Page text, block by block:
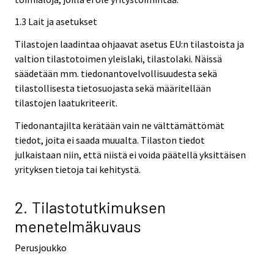
1.3 Lait ja asetukset
Tilastojen laadintaa ohjaavat asetus EU:n tilastoista ja
valtion tilastotoimen yleislaki, tilastolaki. Näissä
säädetään mm. tiedonantovelvollisuudesta sekä
tilastollisesta tietosuojasta sekä määritellään
tilastojen laatukriteerit.
Tiedonantajilta kerätään vain ne välttämättömät
tiedot, joita ei saada muualta. Tilaston tiedot
julkaistaan niin, että niistä ei voida päätellä yksittäisen
yrityksen tietoja tai kehitystä.
2. Tilastotutkimuksen
menetelmäkuvaus
Perusjoukko